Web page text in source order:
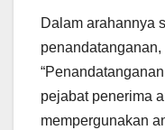
Dalam arahannya
pejabat penerima
mempergunakan